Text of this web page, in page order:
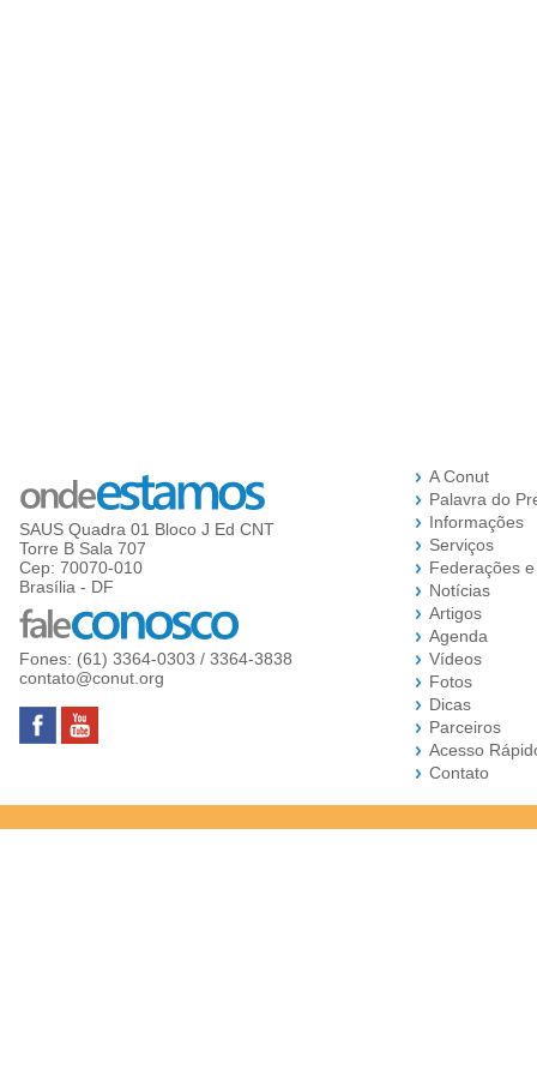
SAUS Quadra 01 Bloco J Ed CNT
Torre B Sala 707
Cep: 70070-010
Brasília - DF
Fones: (61) 3364-0303 / 3364-3838
contato@conut.org
A Conut
Palavra do
Informações
Serviços
Federações
Notícias
Artigos
Agenda
Vídeos
Fotos
Dicas
Parceiros
Acesso
Contato